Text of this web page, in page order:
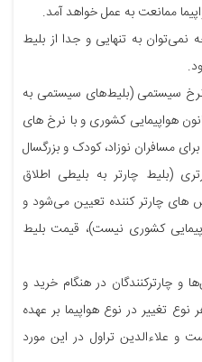
ممانعت به عمل خواهد آمد.
نمی‌توان به تنهایی و جدا از بلیط
نرخ سیستمی (بلیط‌های سیستمی به
هواپیمایی کشوری و با نرخ های
مسافران نوزاد، کودک و بزرگسال
(بلیط چارتر به بلیطی اطلاق
چارتر کننده تعیین می‌شود و
کشوری نیست)، قیمت بلیط
و چارترکنندگان در هنگام خرید و
تغییر در نوع هواپیما بر عهده
و علاءالدین تراول در این مورد